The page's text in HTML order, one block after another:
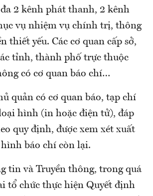
2 kênh phát thanh, 2 kênh
vụ nhiệm vụ chính trị, thông
thiết yếu. Các cơ quan cấp sở,
tỉnh, thành phố trực thuộc
có cơ quan báo chí…
quản có cơ quan báo, tạp chí
hình (in hoặc điện tử), đáp
quy định, được xem xét xuất
báo chí còn lại.
tin và Truyền thông, trong quá
tổ chức thực hiện Quyết định